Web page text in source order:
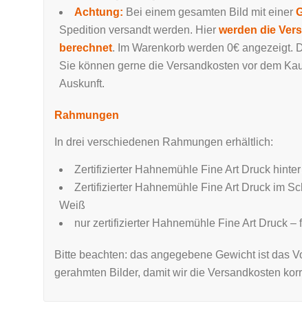
Achtung: Bei einem gesamten Bild mit einer
Spedition versandt werden. Hier werden die
berechnet. Im Warenkorb werden 0€ angezeigt.
Sie können gerne die Versandkosten vor dem
Auskunft.
Rahmungen
In drei verschiedenen Rahmungen erhältlich:
Zertifizierter Hahnemühle Fine Art Druck
Zertifizierter Hahnemühle Fine Art Druck im
Weiß
nur zertifizierter Hahnemühle Fine Art Druck –
Bitte beachten: das angegebene Gewicht ist das
gerahmten Bilder, damit wir die Versandkosten